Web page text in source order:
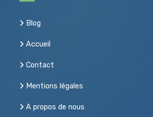
Blog
Accueil
Contact
Mentions légales
A propos de nous